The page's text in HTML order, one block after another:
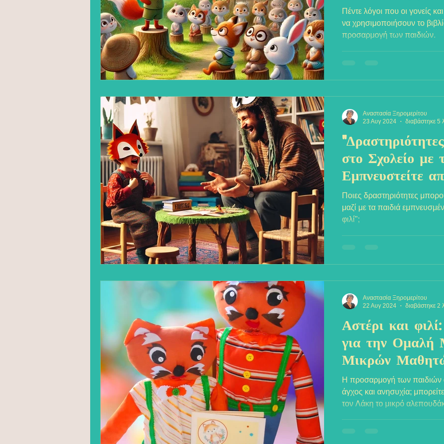
Προσαρμογής
Σχολείο"
Πέντε λόγοι που οι γονείς
να χρησιμοποιήσουν το
προσαρμογή των παιδιών.
στο Σχολείο με
Εμπνευστείτε
Φιλί'"
Ποιες δραστηριότητες
μαζί με τα παιδιά
φιλί";
Αναστασία Ξηρομερίτου
23 Αυγ 2024
διαβάστηκε 5
Αστέρι και
για την Ομαλή
Μικρών
Η προσαρμογή των παιδιών
άγχος και ανησυχία;
τον Λάκη το μικρό
Αναστασία Ξηρομερίτου
22 Αυγ 2024
διαβάστηκε 2